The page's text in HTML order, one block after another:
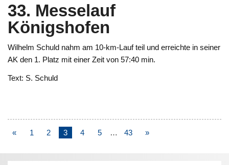
33. Messelauf
Königshofen
Wilhelm Schuld nahm am 10-km-Lauf teil und erreichte in seiner
AK den 1. Platz mit einer Zeit von 57:40 min.
Text: S. Schuld
« 1 2 3 4 5 … 43 »